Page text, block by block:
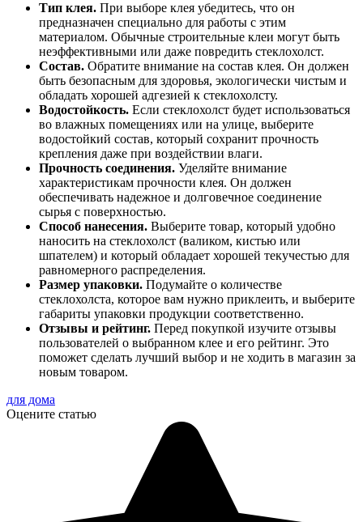
Тип клея. При выборе клея убедитесь, что он
предназначен специально для работы с этим
материалом. Обычные строительные клеи могут быть
неэффективными или даже повредить стеклохолст.
Состав. Обратите внимание на состав клея. Он должен
быть безопасным для здоровья, экологически чистым и
обладать хорошей адгезией к стеклохолсту.
Водостойкость. Если стеклохолст будет использоваться
во влажных помещениях или на улице, выберите
водостойкий состав, который сохранит прочность
крепления даже при воздействии влаги.
Прочность соединения. Уделяйте внимание
характеристикам прочности клея. Он должен
обеспечивать надежное и долговечное соединение
сырья с поверхностью.
Способ нанесения. Выберите товар, который удобно
наносить на стеклохолст (валиком, кистью или
шпателем) и который обладает хорошей текучестью для
равномерного распределения.
Размер упаковки. Подумайте о количестве
стеклохолста, которое вам нужно приклеить, и выберите
габариты упаковки продукции соответственно.
Отзывы и рейтинг. Перед покупкой изучите отзывы
пользователей о выбранном клее и его рейтинг. Это
поможет сделать лучший выбор и не ходить в магазин за
новым товаром.
для дома
Оцените статью